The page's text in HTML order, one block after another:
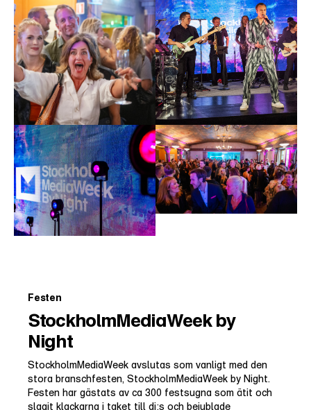
Festen
StockholmMediaWeek by
Night
StockholmMediaWeek avslutas som vanligt med den
stora branschfesten, StockholmMediaWeek by Night.
Festen har gästats av ca 300 festsugna som ätit och
slagit klackarna i taket till dj:s och bejublade